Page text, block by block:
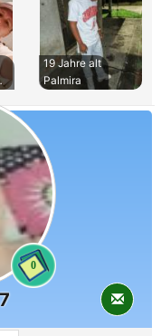
19 Jahre alt
Palmira
0